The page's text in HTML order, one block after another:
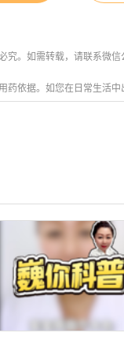
究。如需转载，请联系微
药依据。如您在日常生活